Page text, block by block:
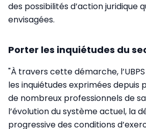
des possibilités d’action juridique
envisagées.
Porter les inquiétudes du
"À travers cette démarche,
les inquiétudes exprimées depuis
de nombreux professionnels de
l’évolution du système actuel, la
progressive des conditions